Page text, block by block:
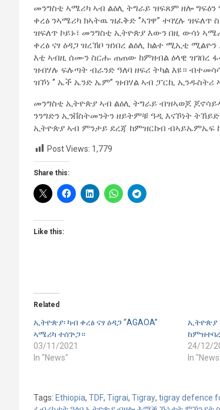
መንግስቲ ኣሜሪካ ኣብ ልዕሊ ትግራይ ዝፍጸም ዘሎ
ቀረፅ ንኣሜሪካ ክኣትዉ ዝፈቅድ ‘’ኣገዋ’’ ተባሂሉ
ዝፍለጥ ኮይኑ፣ መንግስቲ ኢትዮጵያ እውን በዚ ውሳነ
ቀረፅ ናፃ ዕዳጋ ዝረኽቦ ዝነበረ ልዕሊ ክልተ ሚኢቲ
እቲ ኣብዚ ሰሙን ስርሑ ጠጠው ከምዘብል ዕላዊ ዝገበረ
ዝብሃሉ ፍሉጣት ብራንድ ዓለባ ዘፍሪ ትካል እዩ።
ዝኾነ ‘’ ኤች ኤንድ ኤም’’ ዝብሃል ኣብ ፓርኪ
መንግስቲ ኢትዮጵያ ኣብ ልዕሊ ትግራይ ብዝኣወጆ
ንንግድን ኢንቨስትመንትን ዘይትምቹ ዓዲ እናኾነት
ኢትዮጵያ ኣብ ምንታይ ደረጃ ከምዝርከብ ብኣይኤምኤፍ
Post Views: 1,779
Share this:
Like this:
Related
ኢትዮጵያ፡ ካብ ቀረፅ ናፃ ዕዳጋ “AGAOA”
ኣሜሪካ ተሰጕጋ።
03/11/2021
In "News"
ኢትዮጵያ
24/12/
In
Tags: Ethiopia, TDF, Tigrai, Tigray, tigray defence